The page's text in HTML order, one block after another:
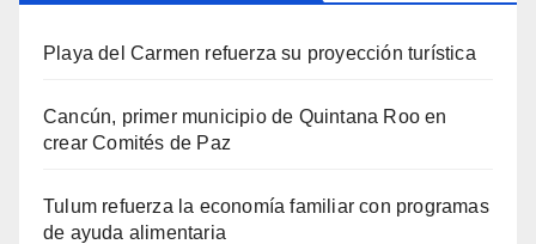
Playa del Carmen refuerza su proyección turística
Cancún, primer municipio de Quintana Roo en
crear Comités de Paz
Tulum refuerza la economía familiar con programas
de ayuda alimentaria